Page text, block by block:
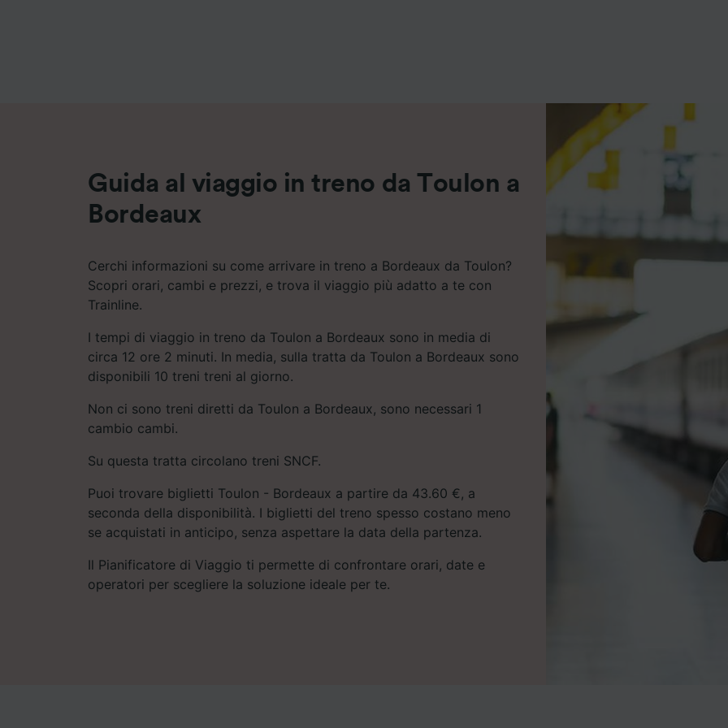
Guida al viaggio in treno da Toulon a
Bordeaux
Cerchi informazioni su come arrivare in treno a Bordeaux da Toulon?
Scopri orari, cambi e prezzi, e trova il viaggio più adatto a te con
Trainline.
I tempi di viaggio in treno da Toulon a Bordeaux sono in media di
circa 12 ore 2 minuti. In media, sulla tratta da Toulon a Bordeaux sono
disponibili 10 treni treni al giorno.
Non ci sono treni diretti da Toulon a Bordeaux, sono necessari 1
cambio cambi.
Su questa tratta circolano treni SNCF.
Puoi trovare biglietti Toulon - Bordeaux a partire da 43.60 €, a
seconda della disponibilità. I biglietti del treno spesso costano meno
se acquistati in anticipo, senza aspettare la data della partenza.
Il Pianificatore di Viaggio ti permette di confrontare orari, date e
operatori per scegliere la soluzione ideale per te.